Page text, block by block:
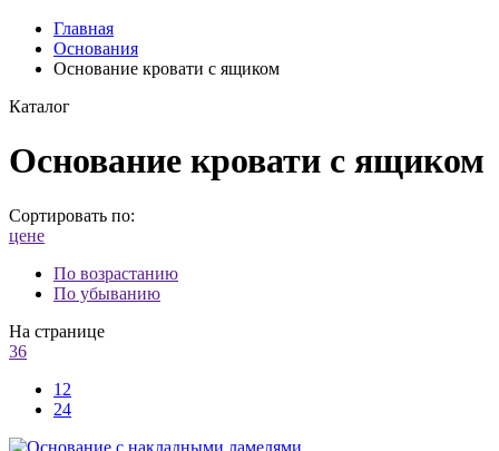
Главная
Основания
Основание кровати с ящиком
Каталог
Основание кровати с ящиком
Сортировать по:
цене
По возрастанию
По убыванию
На странице
36
12
24